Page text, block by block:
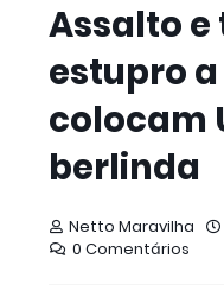
Assalto
estupro
colocam
berlinda
Netto Maravilha
0 Comentários